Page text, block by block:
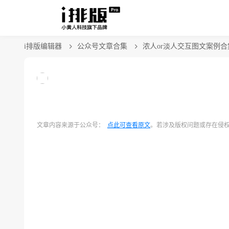
i排版编辑器 公众号文章合集 浓人or淡人交互图文案例合
文章内容来源于公众号： 点此可查看原文。若涉及版权问题或存在侵